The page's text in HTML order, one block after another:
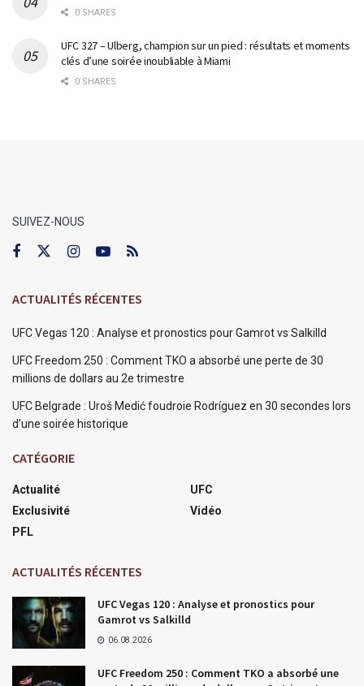
0 SHARES
UFC 327 – Ulberg, champion sur un pied : résultats et moments
clés d’une soirée inoubliable à Miami
0 SHARES
SUIVEZ-NOUS
ACTUALITÉS RÉCENTES
UFC Vegas 120 : Analyse et pronostics pour Gamrot vs Salkilld
UFC Freedom 250 : Comment TKO a absorbé une perte de 30
millions de dollars au 2e trimestre
UFC Belgrade : Uroš Medić foudroie Rodríguez en 30 secondes lors
d’une soirée historique
CATÉGORIE
Actualité
Exclusivité
PFL
UFC
Vidéo
ACTUALITÉS RÉCENTES
UFC Vegas 120 : Analyse et pronostics pour
Gamrot vs Salkilld
06.08.2026
UFC Freedom 250 : Comment TKO a absorbé une